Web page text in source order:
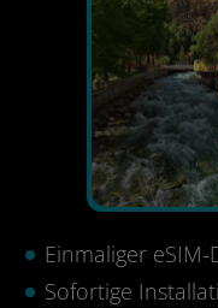
Einmaliger
Sofortige